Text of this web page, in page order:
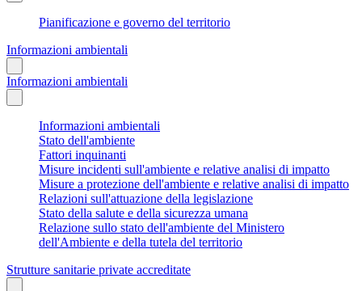
Pianificazione e governo del territorio
Informazioni ambientali
Informazioni ambientali
Informazioni ambientali
Stato dell'ambiente
Fattori inquinanti
Misure incidenti sull'ambiente e relative analisi di impatto
Misure a protezione dell'ambiente e relative analisi di impatto
Relazioni sull'attuazione della legislazione
Stato della salute e della sicurezza umana
Relazione sullo stato dell'ambiente del Ministero
dell'Ambiente e della tutela del territorio
Strutture sanitarie private accreditate